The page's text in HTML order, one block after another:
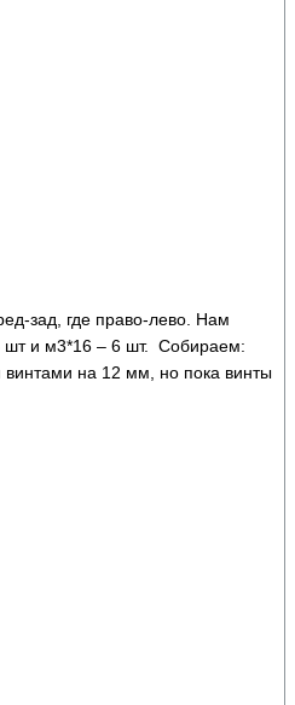
зад, где право-лево. Нам
шт и м3*16 – 6 шт. Собираем:
винтами на 12 мм, но пока винты